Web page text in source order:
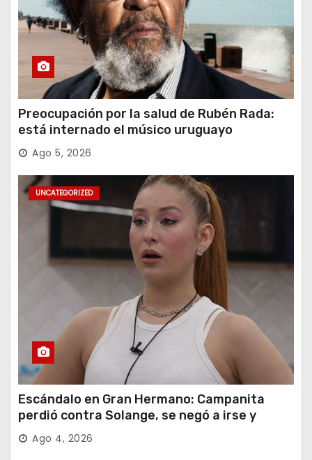
Preocupación por la salud de Rubén Rada:
está internado el músico uruguayo
Ago 5, 2026
UNCATEGORIZED
Escándalo en Gran Hermano: Campanita
perdió contra Solange, se negó a irse y
desafió al Big
Ago 4, 2026